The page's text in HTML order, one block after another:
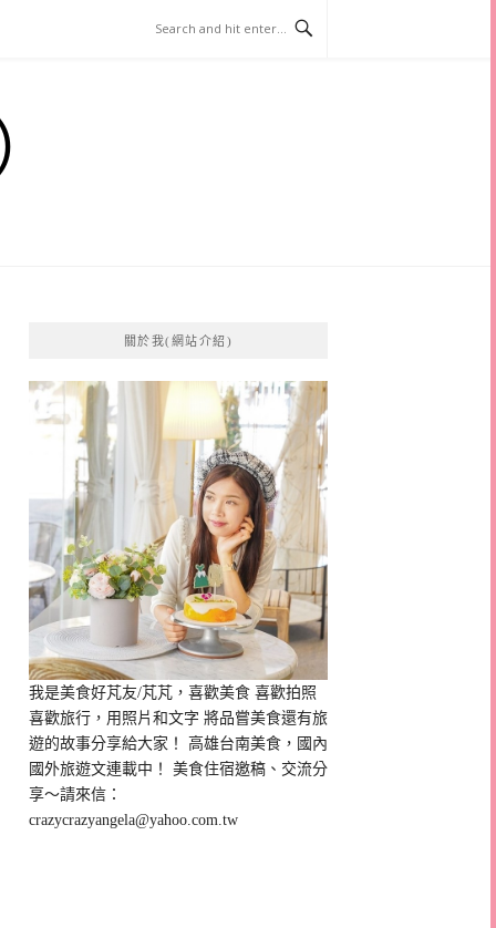
關於我(網站介紹)
我是美食好芃友/芃芃，喜歡美食 喜歡拍照
喜歡旅行，用照片和文字 將品嘗美食還有旅
遊的故事分享給大家！ 高雄台南美食，國內
國外旅遊文連載中！ 美食住宿邀稿、交流分
享～請來信：
crazycrazyangela@yahoo.com.tw